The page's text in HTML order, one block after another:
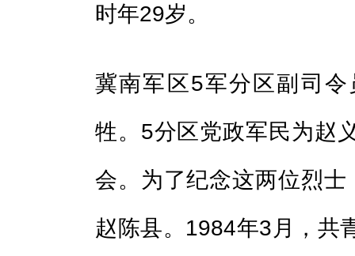
时年29岁。
冀南军区5军分区副司
牲。5分区党政军民为赵
会。为了纪念这两位烈
赵陈县。1984年3月，共